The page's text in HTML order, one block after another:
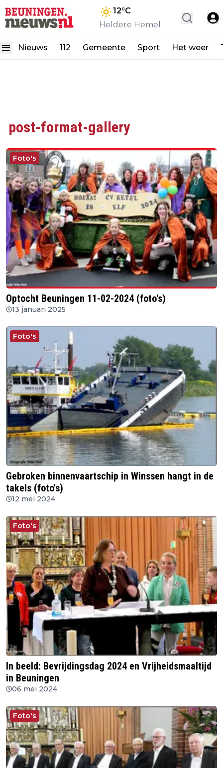
12°C
Heldere Hemel
Nieuws 112 Gemeente Sport Het weer
post-format-gallery
Foto's
Optocht Beuningen 11-02-2024 (foto's)
13 januari 2025
Foto's
Gebroken binnenvaartschip in Winssen hangt in de
takels (foto's)
12 mei 2024
Foto's
In beeld: Bevrijdingsdag 2024 en Vrijheidsmaaltijd
in Beuningen
06 mei 2024
Foto's